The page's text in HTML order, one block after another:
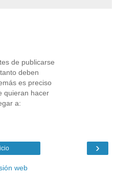
de publicarse
deben
es preciso
quieran hacer
a:
›
web